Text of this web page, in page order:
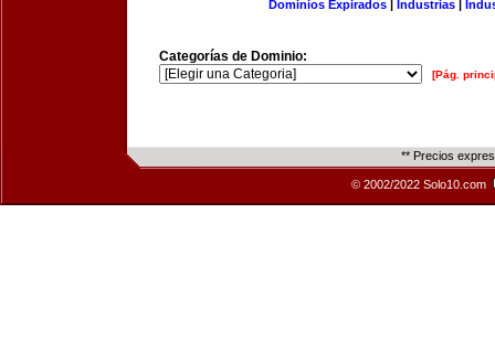
Dominios Expirados | Industrias |
Categorías de Dominio:
[Pág.
** Precios
© 2002/2022 Solo10.com